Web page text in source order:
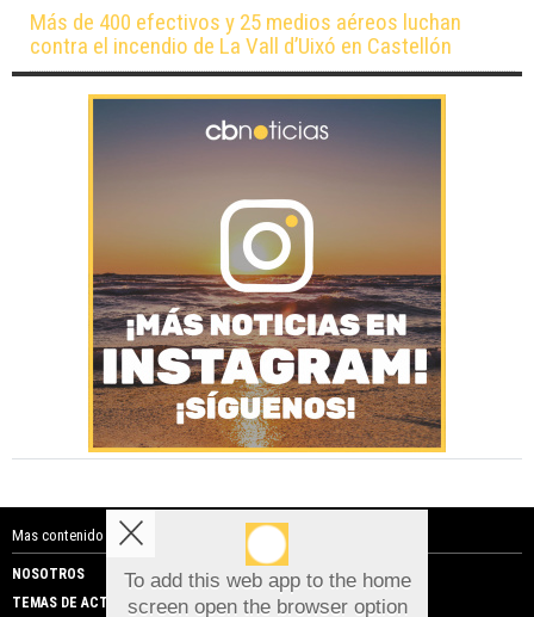
Más de 400 efectivos y 25 medios aéreos luchan
contra el incendio de La Vall d’Uixó en Castellón
Mas contenido de Costa Blanca Noticias:
NOSOTROS
PUBLICIDAD
TEMAS DE ACTUALIDAD
To add this web app to the home
screen open the browser option